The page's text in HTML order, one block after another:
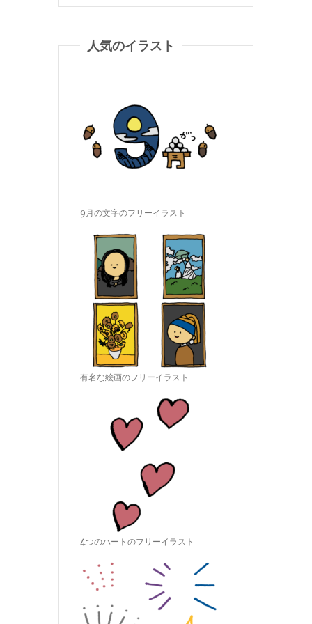
人気のイラスト
9月の文字のフリーイラスト
有名な絵画のフリーイラスト
4つのハートのフリーイラスト